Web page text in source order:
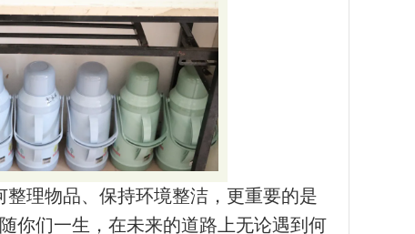
理物品、保持环境整洁，更重要的是
你们一生，在未来的道路上无论遇到何